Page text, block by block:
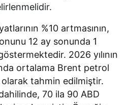
%10 artmasının,
12 ay sonunda 1
2026 yılının
ortalama Brent petrol
olarak tahmin edilmiştir.
70 ila 90 ABD